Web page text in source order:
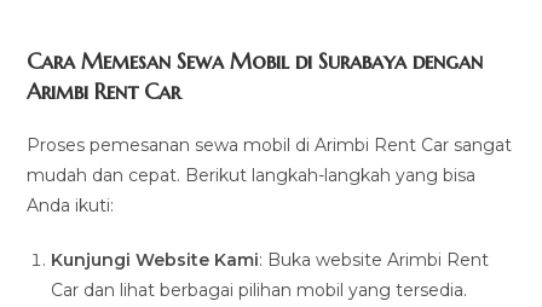
Cara Memesan Sewa Mobil di Surabaya dengan
Arimbi Rent Car
Proses pemesanan sewa mobil di Arimbi Rent Car sangat
mudah dan cepat. Berikut langkah-langkah yang bisa
Anda ikuti:
Kunjungi Website Kami: Buka website Arimbi Rent
Car dan lihat berbagai pilihan mobil yang tersedia.